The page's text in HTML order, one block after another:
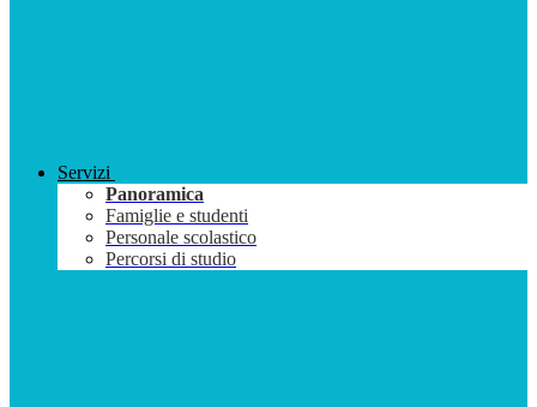
Servizi
Panoramica
Famiglie e studenti
Personale scolastico
Percorsi di studio